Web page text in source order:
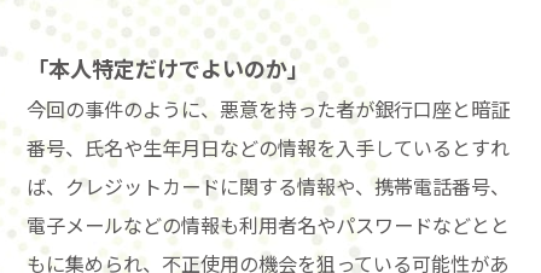
「本人特定だけでよいのか」
今回の事件のように、悪意を持った者が銀行口座と暗証
番号、氏名や生年月日などの情報を入手しているとすれ
ば、クレジットカードに関する情報や、携帯電話番号、
電子メールなどの情報も利用者名やパスワードなどとと
もに集められ、不正使用の機会を狙っている可能性があ